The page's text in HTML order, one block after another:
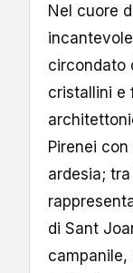
Nel cuore
circondato
cristallini e
Pirenei
ardesia;
di Sant
campanile,